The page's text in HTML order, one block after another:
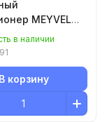
MEYVEL
в наличии
В корзину